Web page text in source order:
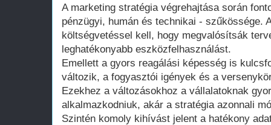
A marketing stratégia végrehajtása során
pénzügyi, humán és technikai - szűkössége.
költségvetéssel kell, hogy megvalósítsák
leghatékonyabb eszközfelhasználást.
Emellett a gyors reagálási képesség is
változik, a fogyasztói igények és a
Ezekhez a változásokhoz a vállalatoknak
alkalmazkodniuk, akár a stratégia azonnali
Szintén komoly kihívást jelent a hatékony